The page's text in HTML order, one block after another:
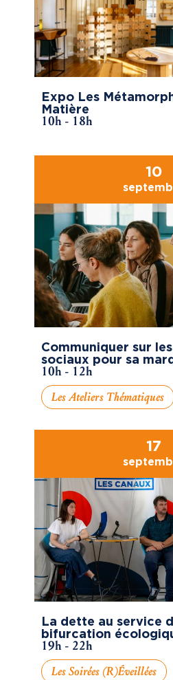
Expo Les
Matière
10h - 18h
10
Communiquer sur
sociaux pour sa
10h - 12h
Les Ateliers Thématiques
17
La dette au service
bifurcation
19h - 22h
Les Soirées (R)éveillées